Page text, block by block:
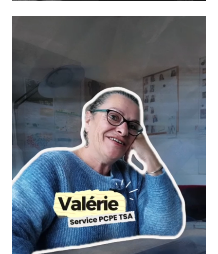
a connu les sommets… mais aussi des épreuves, longtemps
restées hors champ. A travers ce...